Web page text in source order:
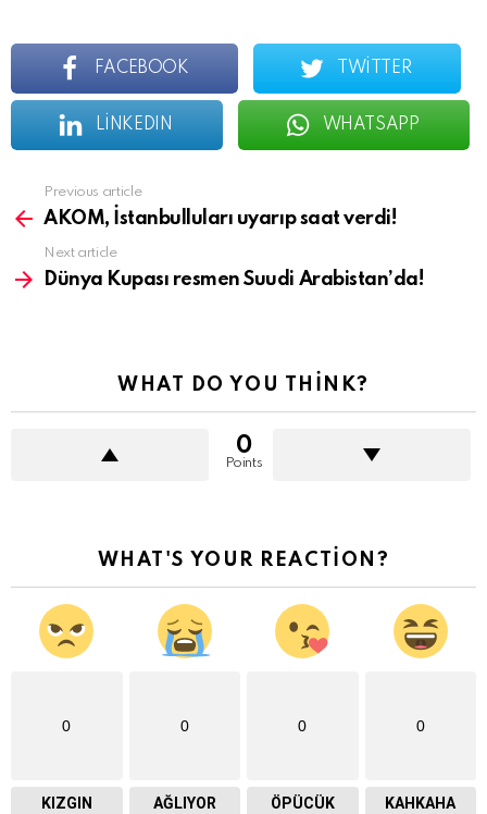
FACEBOOK TWITTER
LINKEDIN WHATSAPP
more
Previous article
AKOM, İstanbulluları uyarıp saat verdi!
Next article
Dünya Kupası resmen Suudi Arabistan’da!
WHAT DO YOU THINK?
0
Points
WHAT'S YOUR REACTION?
0
KIZGIN
0
AĞLIYOR
0
ÖPÜCÜK
0
KAHKAHA